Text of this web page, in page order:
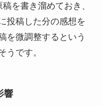
を書き溜めておき、
投稿した分の感想を
を微調整するという
うです。
響